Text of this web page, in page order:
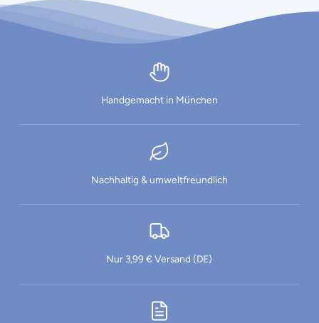
Handgemacht in München
Nachhaltig & umweltfreundlich
Nur 3,99 € Versand (DE)